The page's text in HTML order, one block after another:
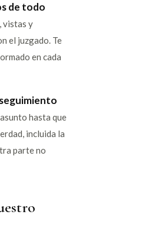
de todo
vistas y
el juzgado. Te
en cada
hasta que
incluida la
parte no